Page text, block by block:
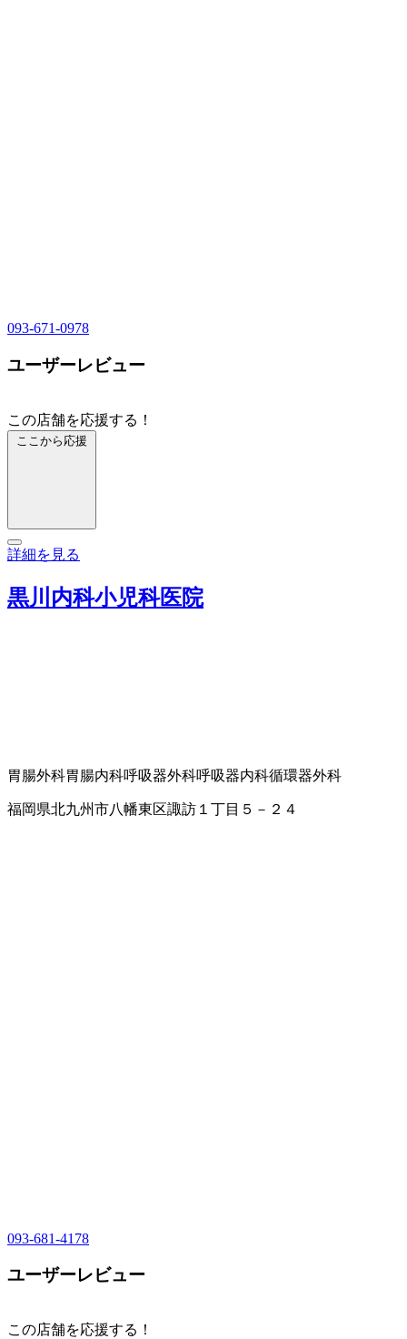
093-671-0978
ユーザーレビュー
この店舗を応援する！
ここから応援
詳細を見る
黒川内科小児科医院
胃腸外科胃腸内科呼吸器外科呼吸器内科循環器外科
福岡県北九州市八幡東区諏訪１丁目５－２４
093-681-4178
ユーザーレビュー
この店舗を応援する！